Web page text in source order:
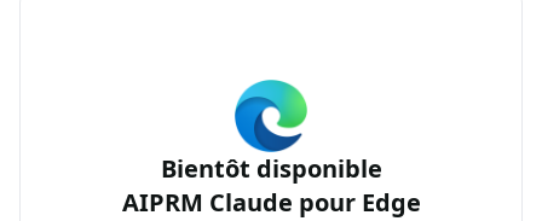
Bientôt disponible
AIPRM Claude pour Edge